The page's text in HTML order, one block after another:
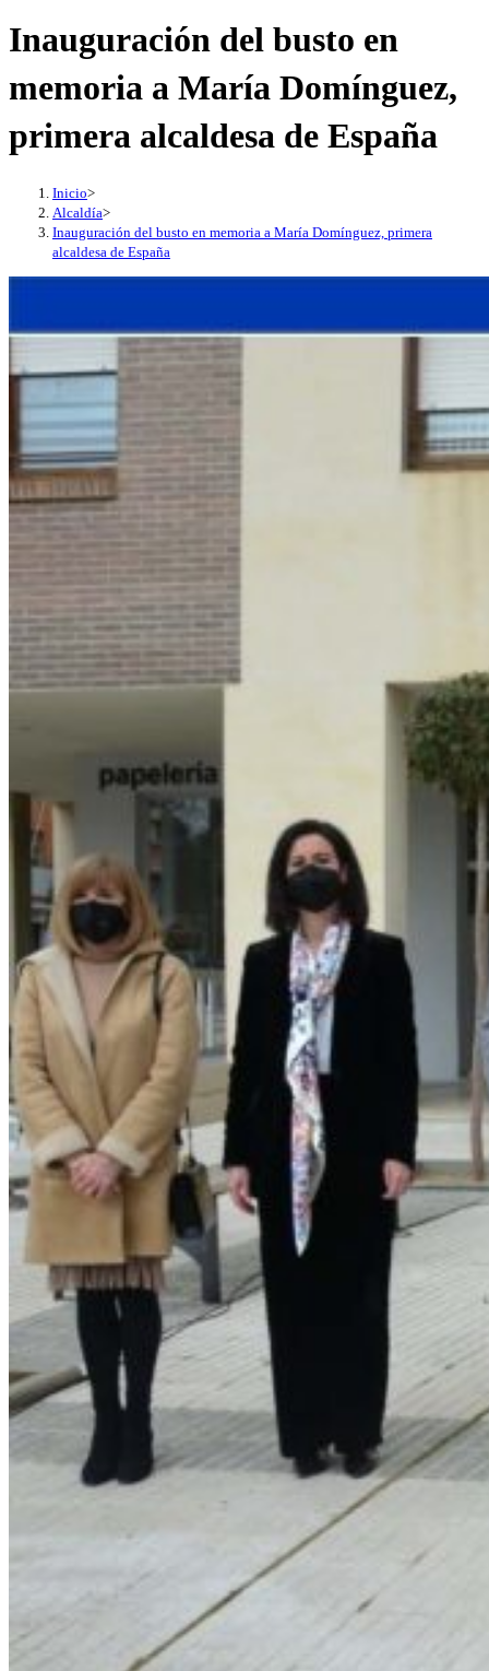
esta
Inauguración del busto en
memoria a María Domínguez,
primera alcaldesa de España
Inicio>
Alcaldía>
Inauguración del busto en memoria a María Domínguez, primera
alcaldesa de España